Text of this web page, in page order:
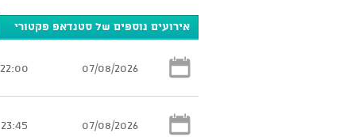
אירועים נוספים של סטנדאפ פקטורי
07/08/2026
22:00
07/08/2026
23:45